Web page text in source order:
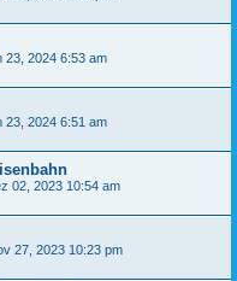
23, 2024 6:53 am
23, 2024 6:51 am
02, 2023 10:54 am
27, 2023 10:23 pm